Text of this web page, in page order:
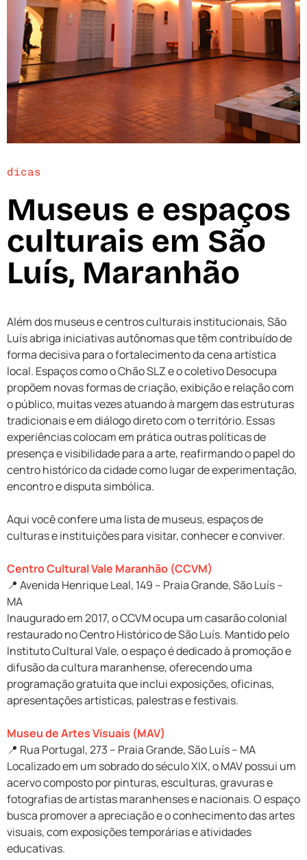
dicas
Museus e espaços
culturais em São
Luís, Maranhão
Além dos museus e centros culturais institucionais, São
Luís abriga iniciativas autônomas que têm contribuído de
forma decisiva para o fortalecimento da cena artística
local. Espaços como o Chão SLZ e o coletivo Desocupa
propõem novas formas de criação, exibição e relação com
o público, muitas vezes atuando à margem das estruturas
tradicionais e em diálogo direto com o território. Essas
experiências colocam em prática outras políticas de
presença e visibilidade para a arte, reafirmando o papel do
centro histórico da cidade como lugar de experimentação,
encontro e disputa simbólica.
Aqui você confere uma lista de museus, espaços de
culturas e instituições para visitar, conhecer e conviver.
Centro Cultural Vale Maranhão (CCVM)
📍 Avenida Henrique Leal, 149 – Praia Grande, São Luís –
MA
Inaugurado em 2017, o CCVM ocupa um casarão colonial
restaurado no Centro Histórico de São Luís. Mantido pelo
Instituto Cultural Vale, o espaço é dedicado à promoção e
difusão da cultura maranhense, oferecendo uma
programação gratuita que inclui exposições, oficinas,
apresentações artísticas, palestras e festivais.
Museu de Artes Visuais (MAV)
📍 Rua Portugal, 273 – Praia Grande, São Luís – MA
Localizado em um sobrado do século XIX, o MAV possui um
acervo composto por pinturas, esculturas, gravuras e
fotografias de artistas maranhenses e nacionais. O espaço
busca promover a apreciação e o conhecimento das artes
visuais, com exposições temporárias e atividades
educativas.